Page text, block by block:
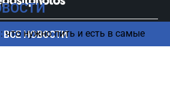
что нужно пить и есть в самые
ВСЕ НОВОСТИ
права защищены